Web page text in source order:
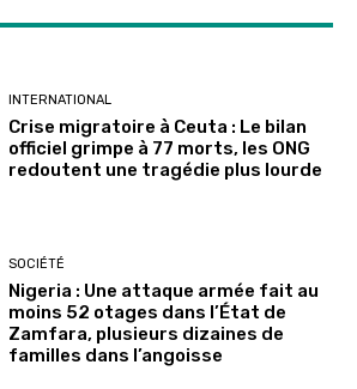
INTERNATIONAL
Crise migratoire à Ceuta : Le bilan
officiel grimpe à 77 morts, les ONG
redoutent une tragédie plus lourde
SOCIÉTÉ
Nigeria : Une attaque armée fait au
moins 52 otages dans l’État de
Zamfara, plusieurs dizaines de
familles dans l’angoisse